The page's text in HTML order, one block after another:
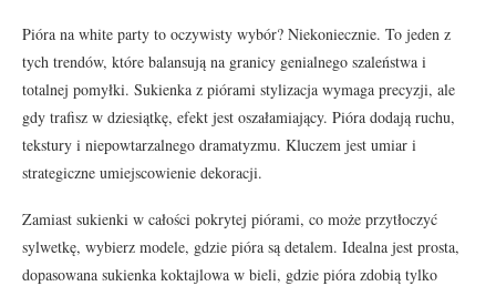
Pióra na white party to oczywisty wybór? Niekoniecznie. To jeden z
tych trendów, które balansują na granicy genialnego szaleństwa i
totalnej pomyłki. Sukienka z piórami stylizacja wymaga precyzji, ale
gdy trafisz w dziesiątkę, efekt jest oszałamiający. Pióra dodają ruchu,
tekstury i niepowtarzalnego dramatyzmu. Kluczem jest umiar i
strategiczne umiejscowienie dekoracji.
Zamiast sukienki w całości pokrytej piórami, co może przytłoczyć
sylwetkę, wybierz modele, gdzie pióra są detalem. Idealna jest prosta,
dopasowana sukienka koktajlowa w bieli, gdzie pióra zdobią tylko